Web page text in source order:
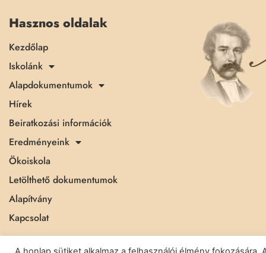
Hasznos oldalak
Kezdőlap
Iskolánk
Alapdokumentumok
Hírek
Beiratkozási információk
Eredményeink
Ökoiskola
Letölthető dokumentumok
Alapítvány
Kapcsolat